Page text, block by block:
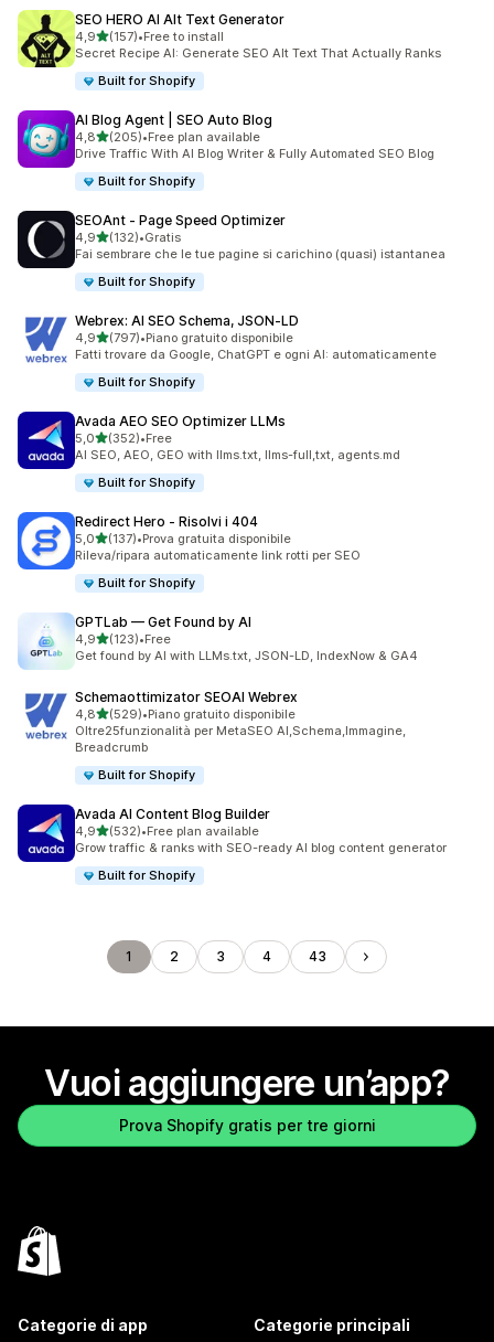
SEO HERO AI Alt Text Generator
4,9stelle su 5
(157)
157 recensioni totali
•Free to install
Secret Recipe AI: Generate SEO Alt Text That Actually Ranks
Built for Shopify
AI Blog Agent | SEO Auto Blog
4,8stelle su 5
(205)
205 recensioni totali
•Free plan available
Drive Traffic With AI Blog Writer & Fully Automated SEO Blog
Built for Shopify
SEOAnt ‑ Page Speed Optimizer
4,9stelle su 5
(132)
132 recensioni totali
•Gratis
Fai sembrare che le tue pagine si carichino (quasi) istantanea
Built for Shopify
Webrex: AI SEO Schema, JSON‑LD
4,9stelle su 5
(797)
797 recensioni totali
•Piano gratuito disponibile
Fatti trovare da Google, ChatGPT e ogni AI: automaticamente
Built for Shopify
Avada AEO SEO Optimizer LLMs
5,0stelle su 5
(352)
352 recensioni totali
•Free
AI SEO, AEO, GEO with llms.txt, llms-full,txt, agents.md
Built for Shopify
Redirect Hero ‑ Risolvi i 404
5,0stelle su 5
(137)
137 recensioni totali
•Prova gratuita disponibile
Rileva/ripara automaticamente link rotti per SEO
Built for Shopify
GPTLab — Get Found by AI
4,9stelle su 5
(123)
123 recensioni totali
•Free
Get found by AI with LLMs.txt, JSON-LD, IndexNow & GA4
Schemaottimizator SEOAI Webrex
4,8stelle su 5
(529)
529 recensioni totali
•Piano gratuito disponibile
Oltre25funzionalità per MetaSEO AI,Schema,Immagine,
Breadcrumb
Built for Shopify
Avada AI Content Blog Builder
4,9stelle su 5
(532)
532 recensioni totali
•Free plan available
Grow traffic & ranks with SEO-ready AI blog content generator
Built for Shopify
1 2 3 4 43
Vuoi aggiungere un’app?
Prova Shopify gratis per tre giorni
Categorie di app Categorie principali